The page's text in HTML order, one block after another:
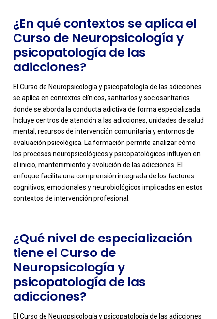
¿En qué contextos se aplica el
Curso de Neuropsicología y
psicopatología de las
adicciones?
El Curso de Neuropsicología y psicopatología de las adicciones
se aplica en contextos clínicos, sanitarios y sociosanitarios
donde se aborda la conducta adictiva de forma especializada.
Incluye centros de atención a las adicciones, unidades de salud
mental, recursos de intervención comunitaria y entornos de
evaluación psicológica. La formación permite analizar cómo
los procesos neuropsicológicos y psicopatológicos influyen en
el inicio, mantenimiento y evolución de las adicciones. El
enfoque facilita una comprensión integrada de los factores
cognitivos, emocionales y neurobiológicos implicados en estos
contextos de intervención profesional.
-
¿Qué nivel de especialización
tiene el Curso de
Neuropsicología y
psicopatología de las
adicciones?
El Curso de Neuropsicología y psicopatología de las adicciones